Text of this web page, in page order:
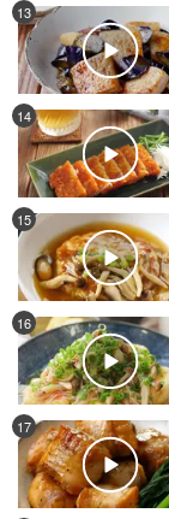
13
14
15
16
17